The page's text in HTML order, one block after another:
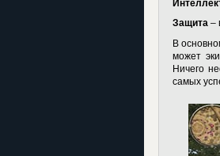
Защита –
В
может
Ничего
самых